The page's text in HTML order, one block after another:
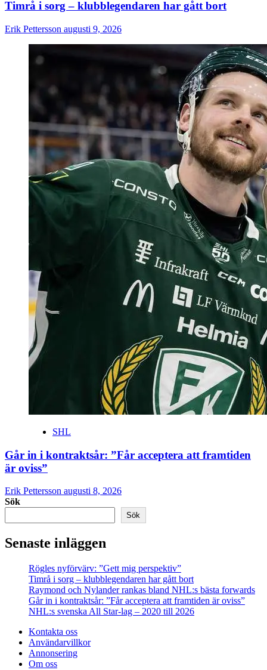
Timrå i sorg – klubblegendaren har gått bort
Erik Pettersson augusti 9, 2026
SHL
Går in i kontraktsår: ”Får acceptera att framtiden
är oviss”
Erik Pettersson augusti 8, 2026
Sök
Sök
Senaste inläggen
Rögles nyförvärv: ”Gett mig perspektiv”
Timrå i sorg – klubblegendaren har gått bort
Raymond och Nylander rankas bland NHL:s bästa forwards
Går in i kontraktsår: ”Får acceptera att framtiden är oviss”
NHL:s svenska All Star-lag – 2020 till 2026
Kontakta oss
Användarvillkor
Annonsering
Om oss